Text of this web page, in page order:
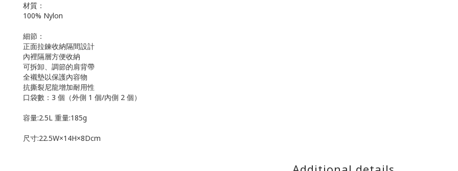
材質：
100% Nylon
細節：
正面拉鍊收納隔間設計
內裡隔層方便收納
可拆卸、調節的肩背帶
全襯墊以保護內容物
抗撕裂尼龍增加耐用性
口袋數：3 個（外側 1 個/內側 2 個）
容量:2.5L 重量:185g
尺寸:22.5W×14H×8Dcm